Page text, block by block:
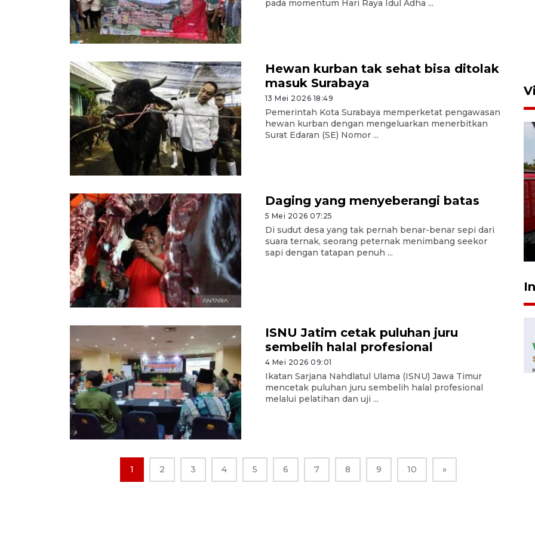
pada momentum Hari Raya Idul Adha ...
Hewan kurban tak sehat bisa ditolak
masuk Surabaya
13 Mei 2026 18:49
Pemerintah Kota Surabaya memperketat pengawasan
hewan kurban dengan mengeluarkan menerbitkan
Surat Edaran (SE) Nomor ...
Daging yang menyeberangi batas
5 Mei 2026 07:25
Di sudut desa yang tak pernah benar-benar sepi dari
suara ternak, seorang peternak menimbang seekor
sapi dengan tatapan penuh ...
ISNU Jatim cetak puluhan juru
sembelih halal profesional
4 Mei 2026 09:01
Ikatan Sarjana Nahdlatul Ulama (ISNU) Jawa Timur
mencetak puluhan juru sembelih halal profesional
melalui pelatihan dan uji ...
1 2 3 4 5 6 7 8 9 10 »
Basarnas hentikan operasi
kedaruratan KM Mutiara
Sentosa II
4 Agustus 2026 22:38